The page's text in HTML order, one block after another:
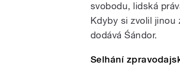
svobodu, lidská
Kdyby si zvolil jinou
dodává Śándor.
Selhání